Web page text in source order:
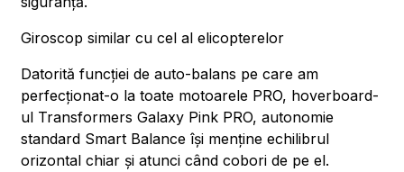
Giroscop similar cu cel al elicopterelor
Datorită funcției de auto-balans pe care am
perfecționat-o la toate motoarele PRO, hoverboard-
ul Transformers Galaxy Pink PRO, autonomie
standard Smart Balance își menține echilibrul
orizontal chiar și atunci când cobori de pe el.